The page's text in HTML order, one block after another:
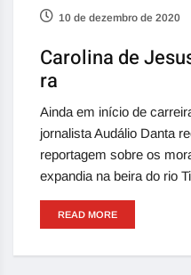
10 de dezembro de 2020
Carolina de
ra
Ainda em início de
jornalista Audálio Danta
reportagem sobre os
expandia na beira do rio
READ MORE